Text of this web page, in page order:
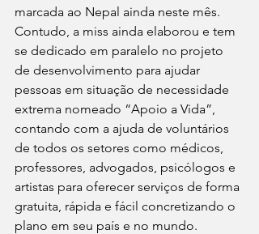
marcada ao Nepal ainda neste mês.
Contudo, a miss ainda elaborou e tem
se dedicado em paralelo no projeto
de desenvolvimento para ajudar
pessoas em situação de necessidade
extrema nomeado “Apoio a Vida”,
contando com a ajuda de voluntários
de todos os setores como médicos,
professores, advogados, psicólogos e
artistas para oferecer serviços de forma
gratuita, rápida e fácil concretizando o
plano em seu país e no mundo.